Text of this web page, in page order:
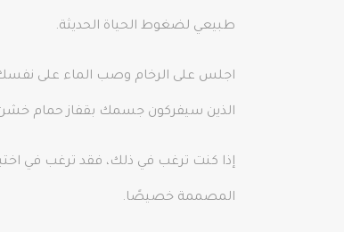
طبيعي لضغوط الحياة الحديثة.
اجلس على الرخام وصب الماء على نفسك
الذين سيفركون جسمك بقفاز حمام خشن
إذا كنت ترغب في ذلك، فقد ترغب في
المصممة خصيصًا.